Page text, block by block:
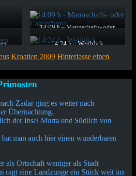
14:09 h – Mannschafts- oder
Zumindest das, was davon noch
14:24 h – Weitblick
Nachbarinseln
Kroatien 2009 Hinterlasse einen
Zadar ging es weiter nach
Übernachtung.
der Insel Murta und Südlich von
man auch hier einen wunderbaren
als Ortschaft weniger als Stadt
ragt eine Landzunge ein Stück weit ins